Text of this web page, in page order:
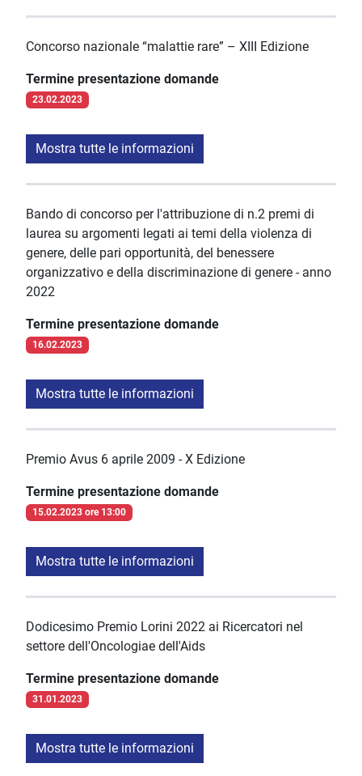
Concorso nazionale “malattie rare” – XIII Edizione
Termine presentazione domande
23.02.2023
Mostra tutte le informazioni
Bando di concorso per l'attribuzione di n.2 premi di
laurea su argomenti legati ai temi della violenza di
genere, delle pari opportunità, del benessere
organizzativo e della discriminazione di genere - anno
2022
Termine presentazione domande
16.02.2023
Mostra tutte le informazioni
Premio Avus 6 aprile 2009 - X Edizione
Termine presentazione domande
15.02.2023 ore 13:00
Mostra tutte le informazioni
Dodicesimo Premio Lorini 2022 ai Ricercatori nel
settore dell'Oncologiae dell'Aids
Termine presentazione domande
31.01.2023
Mostra tutte le informazioni